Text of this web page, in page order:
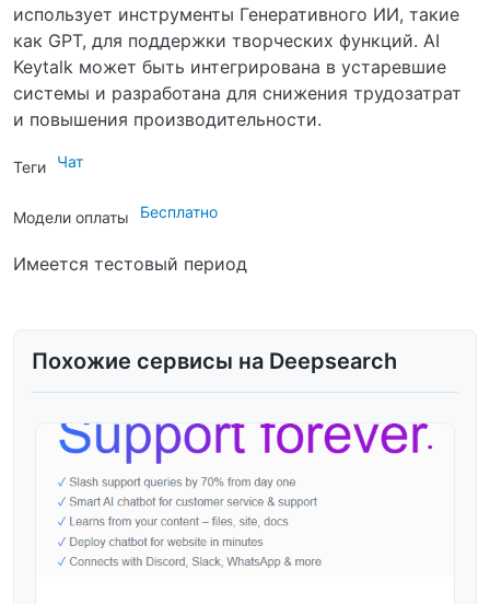
использует инструменты Генеративного ИИ, такие
как GPT, для поддержки творческих функций. AI
Keytalk может быть интегрирована в устаревшие
системы и разработана для снижения трудозатрат
и повышения производительности.
Теги Чат
Модели оплаты Бесплатно
Имеется тестовый период
Похожие сервисы на Deepsearch